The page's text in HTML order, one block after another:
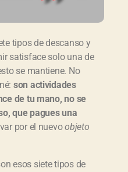
tipos de descanso y
satisface solo una de
se mantiene. No
son actividades
de tu mano, no se
que pagues una
por el nuevoobjeto
esos siete tipos de